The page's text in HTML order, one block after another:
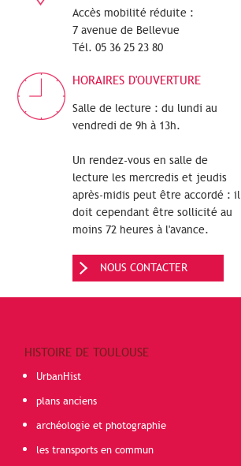
Accès mobilité réduite :
7 avenue de Bellevue
Tél. 05 36 25 23 80
HORAIRES D'OUVERTURE
Salle de lecture : du lundi au
vendredi de 9h à 13h.
Un rendez-vous en salle de
lecture les mercredis et jeudis
après-midis peut être accordé : il
doit cependant être sollicité au
moins 72 heures à l'avance.
NOUS CONTACTER
HISTOIRE DE TOULOUSE
UrbanHist
plans anciens
archéologie et photographie
les transports en commun